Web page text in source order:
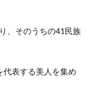
、そのうちの41民族
代表する美人を集め